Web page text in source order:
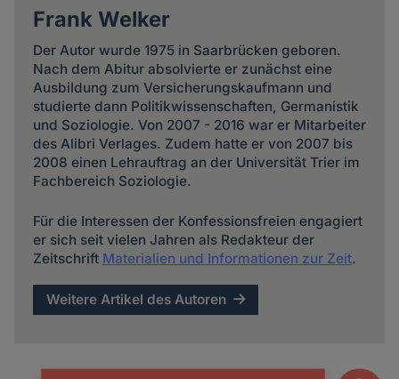
Frank Welker
Der Autor wurde 1975 in Saarbrücken geboren.
Nach dem Abitur absolvierte er zunächst eine
Ausbildung zum Versicherungskaufmann und
studierte dann Politikwissenschaften, Germanistik
und Soziologie. Von 2007 - 2016 war er Mitarbeiter
des Alibri Verlages. Zudem hatte er von 2007 bis
2008 einen Lehrauftrag an der Universität Trier im
Fachbereich Soziologie.
Für die Interessen der Konfessionsfreien engagiert
er sich seit vielen Jahren als Redakteur der
Zeitschrift Materialien und Informationen zur Zeit.
Weitere Artikel des Autoren